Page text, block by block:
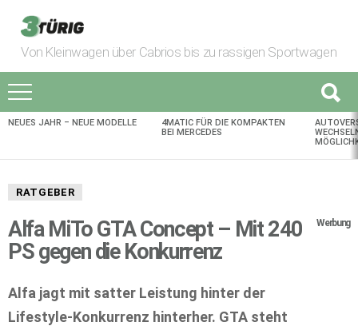
Von Kleinwagen über Cabrios bis zu rassigen Sportwagen
AKTUELLES
NEUES JAHR – NEUE MODELLE
4MATIC FÜR DIE KOMPAKTEN
BEI MERCEDES
RATGEBER
Alfa MiTo GTA Concept – Mit 240
PS gegen die Konkurrenz
Werbung
Alfa jagt mit satter Leistung hinter der
Lifestyle-Konkurrenz hinterher. GTA steht